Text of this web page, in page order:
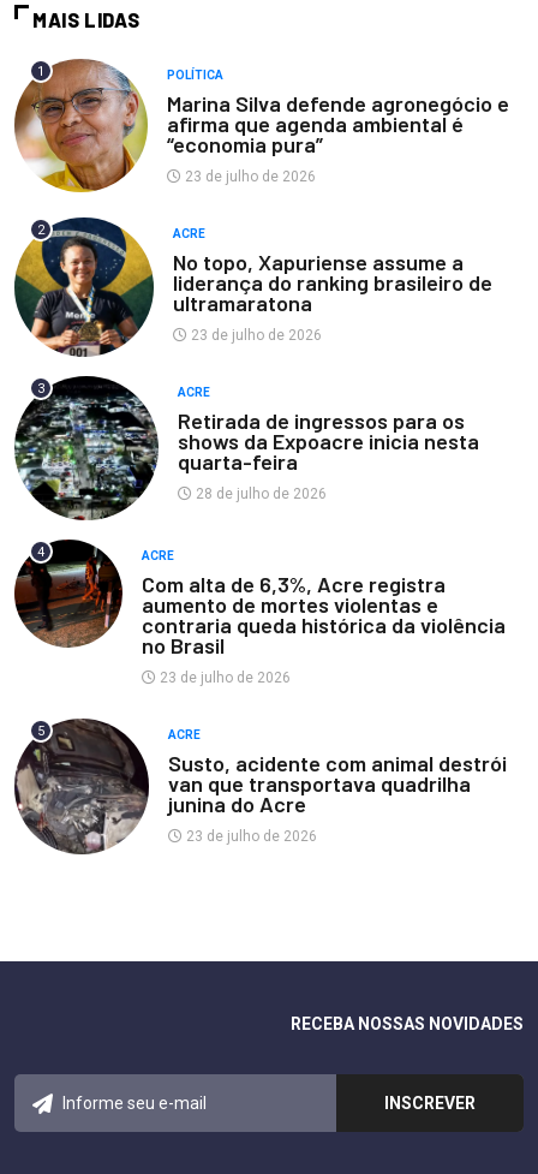
MAIS LIDAS
1 POLÍTICA
Marina Silva defende agronegócio e
afirma que agenda ambiental é
“economia pura”
23 de julho de 2026
2 ACRE
No topo, Xapuriense assume a
liderança do ranking brasileiro de
ultramaratona
23 de julho de 2026
3 ACRE
Retirada de ingressos para os
shows da Expoacre inicia nesta
quarta-feira
28 de julho de 2026
4 ACRE
Com alta de 6,3%, Acre registra
aumento de mortes violentas e
contraria queda histórica da violência
no Brasil
23 de julho de 2026
5 ACRE
Susto, acidente com animal destrói
van que transportava quadrilha
junina do Acre
23 de julho de 2026
RECEBA NOSSAS NOVIDADES